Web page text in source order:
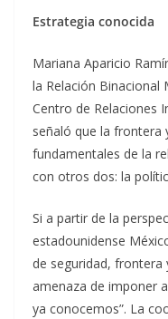
Estrategia conocida
Mariana Aparicio
la Relación Binacional
Centro de Relaciones
señaló que la frontera
fundamentales de la
con otros dos: la
Si a partir de la
estadounidense
de seguridad,
amenaza de imponer
ya conocemos”. La